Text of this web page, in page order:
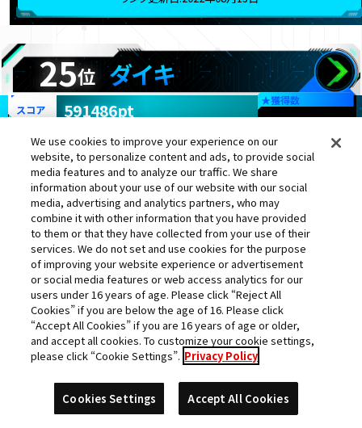
25位 ダイキ
★獲得数
スコア 591486pt
都道府県
秋田県
店舗名
モーリーファンタジー大曲店
ヒーローアバター 孫悟空 孫悟空：ゼノ
ミスター・サタン ゴジータ：ＵＭ
ランク更新日:2022年08月05日
We use cookies to improve your experience on our
website, to personalize content and ads, to provide social
media features and to analyze our traffic. We share
information about your use of our website with our social
media, advertising and analytics partners, who may
combine it with other information that you have provided
to them or that they have collected from your use of their
services. We do not set and use cookies for the purpose
of improving your website experience or advertisement
or social media features or web access analytics for our
users under 16 years of age. Please click “Reject All
Cookies” if you are below the age of 16. Please click
“Accept All Cookies” if you are 16 years of age or older,
and accept all cookies. To customize your cookie settings,
please click “Cookie Settings”. Privacy Policy
Cookies Settings Accept All Cookies